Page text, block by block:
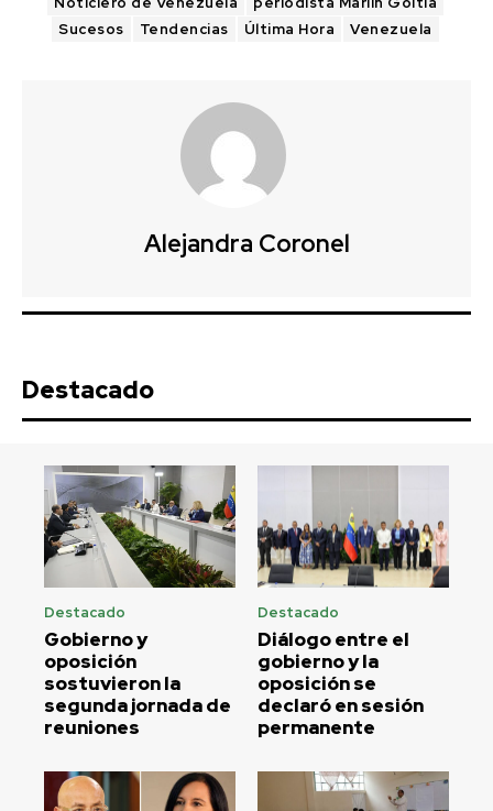
Sucesos
Tendencias Última Hora Venezuela
Alejandra Coronel
Destacado
Destacado
Gobierno y
oposición
sostuvieron la
segunda jornada de
reuniones
Destacado
Diálogo entre el
gobierno y la
oposición se
declaró en sesión
permanente